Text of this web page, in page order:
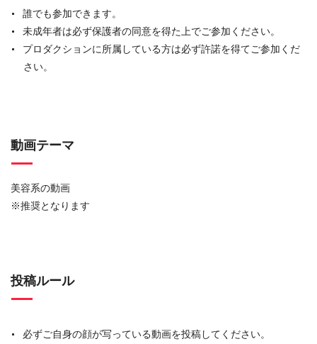
誰でも参加できます。
未成年者は必ず保護者の同意を得た上でご参加ください。
プロダクションに所属している方は必ず許諾を得てご参加くだ
さい。
動画テーマ
美容系の動画
※推奨となります
投稿ルール
必ずご自身の顔が写っている動画を投稿してください。